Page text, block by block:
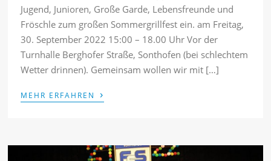
Jugend, Junioren, Große Garde, Lebensfreunde und
Fröschle zum großen Sommergrillfest ein. am Freitag,
30. September 2022 15:00 – 18.00 Uhr Vor der
Turnhalle Berghofer Straße, Sonthofen (bei schlechtem
Wetter drinnen). Gemeinsam wollen wir mit […]
MEHR ERFAHREN ›